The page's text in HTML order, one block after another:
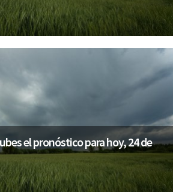
el pronóstico para hoy, 24 de